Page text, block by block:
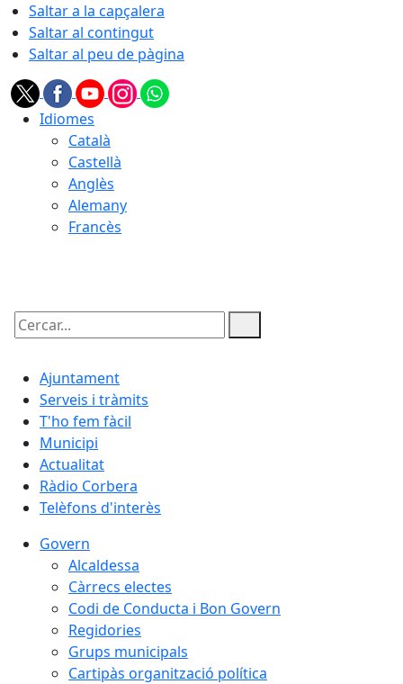
Saltar a la capçalera
Saltar al contingut
Saltar al peu de pàgina
Idiomes
Català
Castellà
Anglès
Alemany
Francès
Cercar:
Ajuntament
Serveis i tràmits
T'ho fem fàcil
Municipi
Actualitat
Ràdio Corbera
Telèfons d'interès
Govern
Alcaldessa
Càrrecs electes
Codi de Conducta i Bon Govern
Regidories
Grups municipals
Cartipàs organització política